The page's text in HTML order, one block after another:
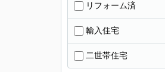
リフォーム済
輸入住宅
二世帯住宅